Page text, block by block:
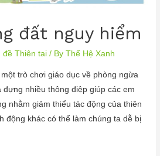
đất nguy hiểm
đề Thiên tai / ByThế Hệ Xanh
một trò chơi giáo dục về phòng ngừa
nhiều thông điệp giúp các em
nhằm giảm thiểu tác động của thiên
động khác có thể làm chúng ta dễ bị